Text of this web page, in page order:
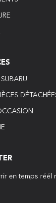
en temps réél